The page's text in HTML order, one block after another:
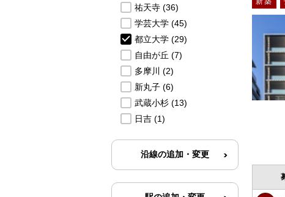
祐天寺 (36)
学芸大学 (45)
都立大学 (29)
自由が丘 (7)
多摩川 (2)
新丸子 (6)
武蔵小杉 (13)
日吉 (1)